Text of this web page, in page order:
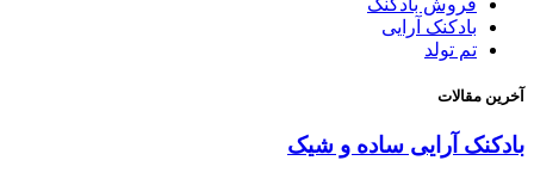
بادکنک آرایی
تم تولد
آخرین مقالات
بادکنک آرایی ساده و شیک